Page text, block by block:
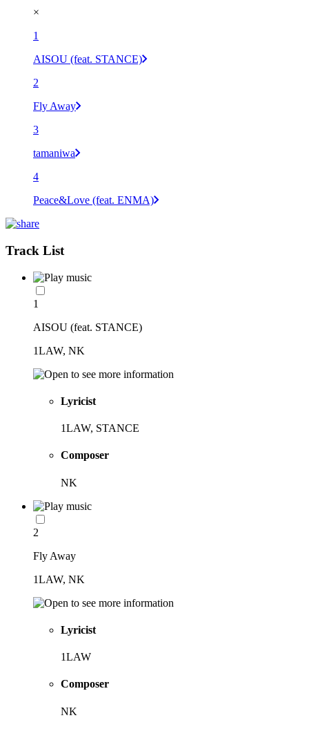
×
1
AISOU (feat. STANCE)
2
Fly Away
3
tamaniwa
4
Peace&Love (feat. ENMA)
Track List
1
AISOU (feat. STANCE)
1LAW, NK
Lyricist
1LAW, STANCE
Composer
NK
2
Fly Away
1LAW, NK
Lyricist
1LAW
Composer
NK